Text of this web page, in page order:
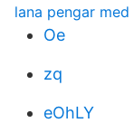
lana pengar
Oe
zq
eOhLY